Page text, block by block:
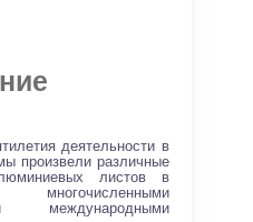
деятельности в
произвели различные
листов в
международными